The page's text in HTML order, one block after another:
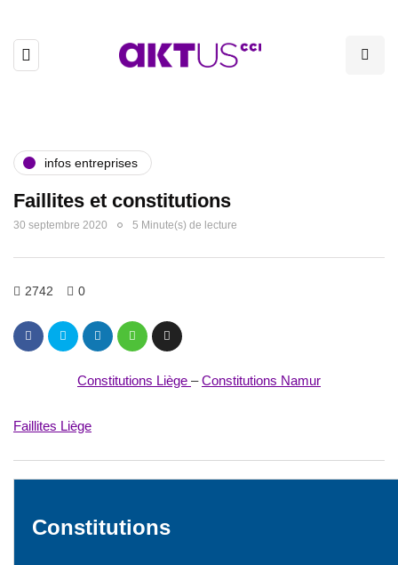
infos entreprises
Faillites et constitutions
30 septembre 2020 5 Minute(s) de lecture
2742 0
Constitutions Liège –Constitutions Namur
Faillites Liège
Constitutions